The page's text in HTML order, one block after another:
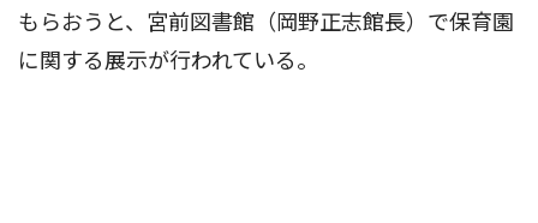
もらおうと、宮前図書館（岡野正志館長）で保育園
に関する展示が行われている。